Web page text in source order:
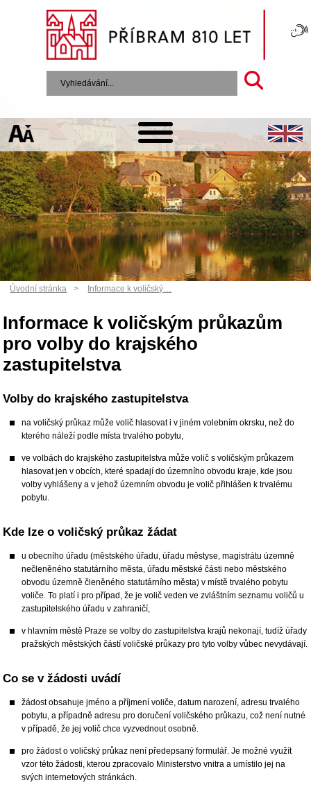
Úvodní stránka Informace k voličský…
Informace k voličským průkazům
pro volby do krajského
zastupitelstva
Volby do krajského zastupitelstva
na voličský průkaz může volič hlasovat i v jiném volebním okrsku, než do
kterého náleží podle místa trvalého pobytu,
ve volbách do krajského zastupitelstva může volič s voličským průkazem
hlasovat jen v obcích, které spadají do územního obvodu kraje, kde jsou
volby vyhlášeny a v jehož územním obvodu je volič přihlášen k trvalému
pobytu.
Kde lze o voličský průkaz žádat
u obecního úřadu (městského úřadu, úřadu městyse, magistrátu územně
nečleněného statutárního města, úřadu městské části nebo městského
obvodu územně členěného statutárního města) v místě trvalého pobytu
voliče. To platí i pro případ, že je volič veden ve zvláštním seznamu voličů u
zastupitelského úřadu v zahraničí,
v hlavním městě Praze se volby do zastupitelstva krajů nekonají, tudíž úřady
pražských městských částí voličské průkazy pro tyto volby vůbec nevydávají.
Co se v žádosti uvádí
žádost obsahuje jméno a příjmení voliče, datum narození, adresu trvalého
pobytu, a případně adresu pro doručení voličského průkazu, což není nutné
v případě, že jej volič chce vyzvednout osobně.
pro žádost o voličský průkaz není předepsaný formulář. Je možné využít
vzor této žádosti, kterou zpracovalo Ministerstvo vnitra a umístilo jej na
svých internetových stránkách.